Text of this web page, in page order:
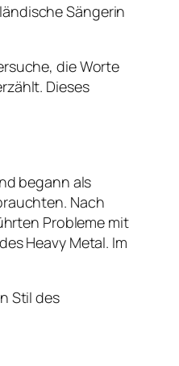
Sängerin
die Worte
Dieses
begann als
Nach
Probleme mit
Heavy Metal. Im
Stil des